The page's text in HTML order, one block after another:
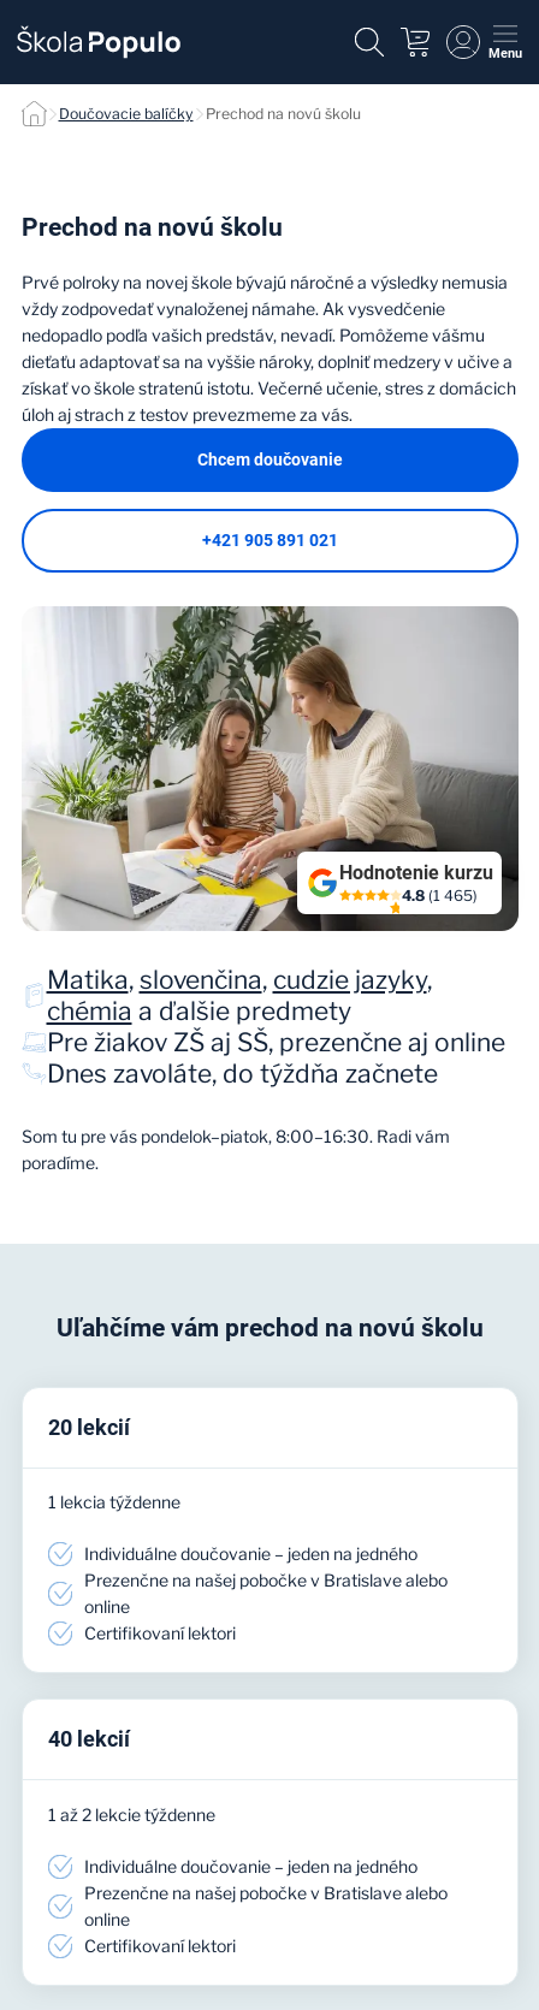
Menu
Doučovacie balíčky
Prechod na novú školu
Hodnotenie kurzu
4.8 (1 465)
Prechod na novú školu
Prvé polroky na novej škole bývajú náročné a výsledky nemusia
vždy zodpovedať vynaloženej námahe. Ak vysvedčenie
nedopadlo podľa vašich predstáv, nevadí. Pomôžeme vášmu
dieťaťu adaptovať sa na vyššie nároky, doplniť medzery v učive a
získať vo škole stratenú istotu. Večerné učenie, stres z domácich
úloh aj strach z testov prevezmeme za vás.
Chcem doučovanie
+421 905 891 021
Matika, slovenčina, cudzie jazyky,
chémia a ďalšie predmety
Pre žiakov ZŠ aj SŠ, prezenčne aj online
Dnes zavoláte, do týždňa začnete
Som tu pre vás pondelok–piatok, 8:00–16:30. Radi vám
poradíme.
Uľahčíme vám prechod na novú školu
20 lekcií
1 lekcia týždenne
Individuálne doučovanie – jeden na jedného
Prezenčne na našej pobočke v Bratislave alebo
online
Certifikovaní lektori
40 lekcií
1 až 2 lekcie týždenne
Individuálne doučovanie – jeden na jedného
Prezenčne na našej pobočke v Bratislave alebo
online
Certifikovaní lektori